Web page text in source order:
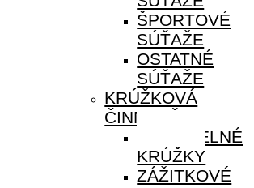
ŠPORTOVÉ
SÚŤAŽE
OSTATNÉ
SÚŤAŽE
KRÚŽKOVÁ
ČINNOSŤ
PRAVIDELNÉ
KRÚŽKY
ZÁŽITKOVÉ